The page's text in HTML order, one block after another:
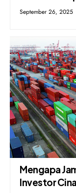
September 26, 2025
Mengapa
Investor